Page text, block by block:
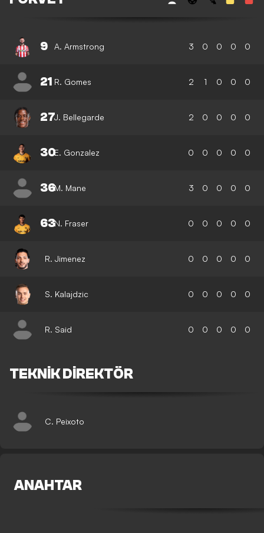
9 A. Armstrong 3 0 0 0 0
21 R. Gomes 2 1 0 0 0
27J. Bellegarde 2 0 0 0 0
30E. Gonzalez 0 0 0 0 0
36M. Mane 3 0 0 0 0
63N. Fraser 0 0 0 0 0
R. Jimenez 0 0 0 0 0
S. Kalajdzic 0 0 0 0 0
R. Said 0 0 0 0 0
TEKNIK DIREKTÖR
C. Peixoto
ANAHTAR